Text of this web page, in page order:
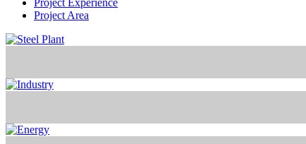
Project Experience
Project Area